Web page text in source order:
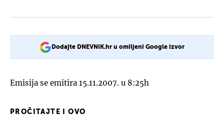
Dodajte DNEVNIK.hr u omiljeni Google izvor
Emisija se emitira 15.11.2007. u 8:25h
PROČITAJTE I OVO